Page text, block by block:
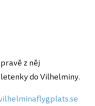
z něj
do Vilhelminy.